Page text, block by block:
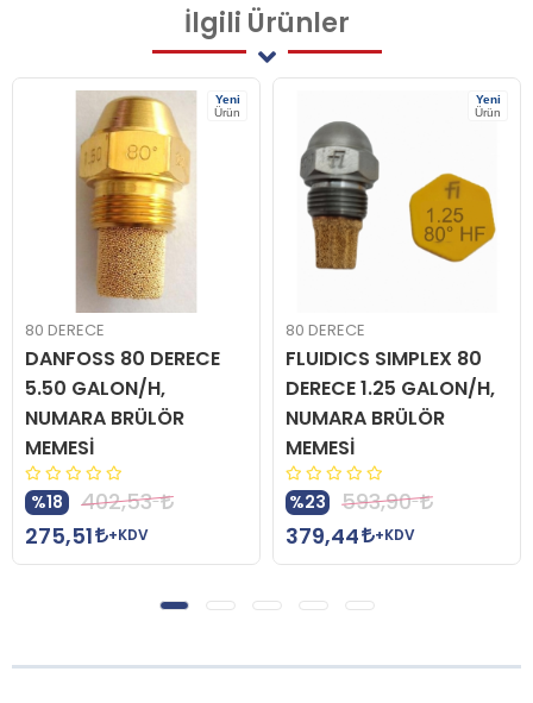
İlgili Ürünler
Yeni
Ürün
80 DERECE
DANFOSS 80 DERECE
5.50 GALON/H,
NUMARA BRÜLÖR
MEMESİ
%18
402,53
275,51
+KDV
Yeni
Ürün
80 DERECE
FLUIDICS SIMPLEX 80
DERECE 1.25 GALON/H,
NUMARA BRÜLÖR
MEMESİ
%23
593,90
379,44
+KDV